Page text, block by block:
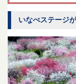
いなべステージ